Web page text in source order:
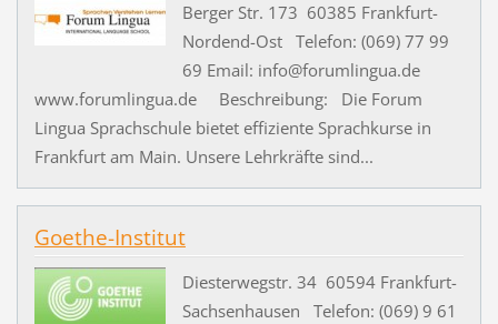
Berger Str. 173 60385 Frankfurt-
Nordend-Ost Telefon: (069) 77 99
69 Email: info@forumlingua.de
www.forumlingua.de Beschreibung: Die Forum
Lingua Sprachschule bietet effiziente Sprachkurse in
Frankfurt am Main. Unsere Lehrkräfte sind...
Goethe-Institut
Diesterwegstr. 34 60594 Frankfurt-
Sachsenhausen Telefon: (069) 9 61